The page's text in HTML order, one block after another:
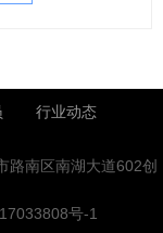
行业动态
路南区南湖大道602创
号-1